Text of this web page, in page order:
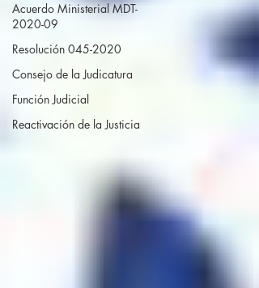
Acuerdo Ministerial MDT-
2020-09
Resolución 045-2020
Consejo de la Judicatura
Función Judicial
Reactivación de la Justicia